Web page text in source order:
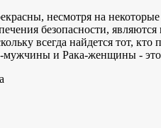
несмотря на
безопасности,
всегда найдется тот,
и Рака-женщины - это